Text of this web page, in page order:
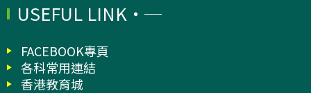
USEFUL LINK
FACEBOOK專頁
各科常用連結
香港教育城